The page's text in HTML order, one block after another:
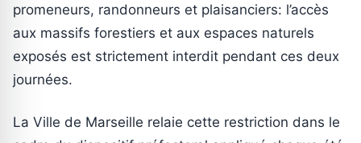
promeneurs, randonneurs et plaisanciers: l’accès
aux massifs forestiers et aux espaces naturels
exposés est strictement interdit pendant ces deux
journées.
La Ville de Marseille relaie cette restriction dans le